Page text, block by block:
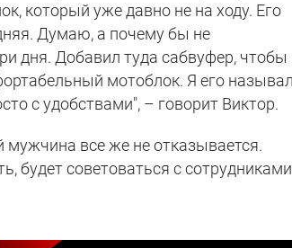
который уже давно не на ходу. Его
Думаю, а почему бы не
дня. Добавил туда сабвуфер, чтобы
мотоблок. Я его называл
с удобствами", – говорит Виктор.
мужчина все же не отказывается.
будет советоваться с сотрудниками